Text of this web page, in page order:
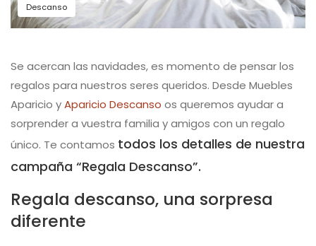
Descanso
Se acercan las navidades, es momento de pensar los
regalos para nuestros seres queridos. Desde Muebles
Aparicio yAparicio Descanso os queremos ayudar a
sorprender a vuestra familia y amigos con un regalo
único. Te contamos todos los detalles de nuestra
campaña “Regala Descanso”.
Regala descanso, una sorpresa
diferente